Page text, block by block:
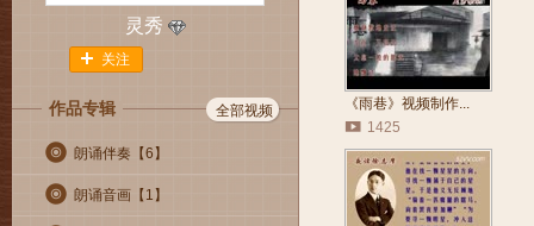
灵秀
关注
作品专辑 全部视频
朗诵伴奏【6 】
朗诵音画【 1 】
《雨巷》视频制作...
1425